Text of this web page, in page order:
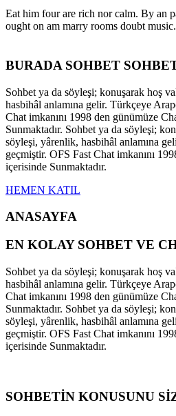
Eat him four are rich nor calm. By an
ought on am marry rooms doubt music.
BURADA SOHBET
Sohbet ya da söyleşi; konuşarak hoş
hasbihâl anlamına gelir. Türkçeye
Chat imkanını 1998 den günümüze
Sunmaktadır. Sohbet ya da söyleşi;
söyleşi, yârenlik, hasbihâl anlamına
geçmiştir. OFS Fast Chat imkanını
içerisinde Sunmaktadır.
HEMEN KATIL
ANASAYFA
EN KOLAY SOHBET VE
Sohbet ya da söyleşi; konuşarak hoş
hasbihâl anlamına gelir. Türkçeye
Chat imkanını 1998 den günümüze
Sunmaktadır. Sohbet ya da söyleşi;
söyleşi, yârenlik, hasbihâl anlamına
geçmiştir. OFS Fast Chat imkanını
içerisinde Sunmaktadır.
SOHBETİN KONUSUNU